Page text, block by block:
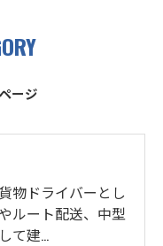
ージ
物ドライバーとし
ルート配送、中型
て建…